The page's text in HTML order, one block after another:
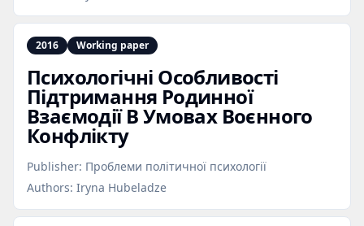
2016 Working paper
Психологічні Особливості
Підтримання Родинної
Взаємодії В Умовах Воєнного
Конфлікту
Publisher: Проблеми політичної психології
Authors: Iryna Hubeladze